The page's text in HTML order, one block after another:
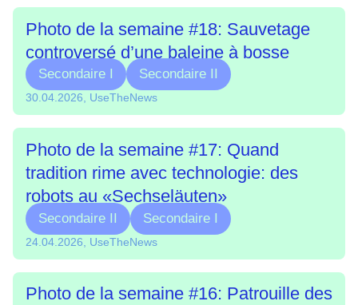
Photo de la semaine #18: Sauvetage
controversé d’une baleine à bosse
Secondaire I Secondaire II
30.04.2026, UseTheNews
Photo de la semaine #17: Quand
tradition rime avec technologie: des
robots au «Sechseläuten»
Secondaire II Secondaire I
24.04.2026, UseTheNews
Photo de la semaine #16: Patrouille des